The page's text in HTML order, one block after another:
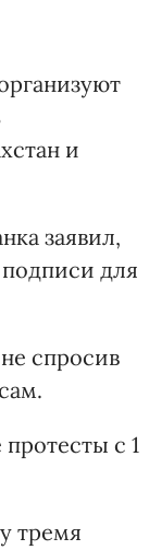
и
заявил,
для
спросив
с 1
тремя